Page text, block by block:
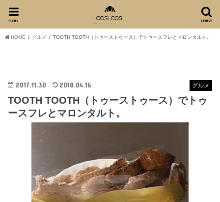
search
menu
HOME グルメ TOOTH TOOTH（トゥーストゥース）でトゥースフレとマロンタルト。
グルメ
2017.11.30 2018.04.16
TOOTH TOOTH（トゥーストゥース）でトゥ
ースフレとマロンタルト。